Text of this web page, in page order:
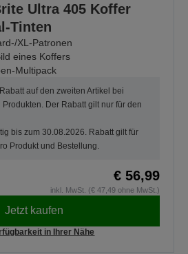
Ultra 405 Koffer
Tinten
XL-Patronen
eines Koffers
Multipack
auf den zweiten Artikel bei
Der Rabatt gilt nur für den
bis zum 30.08.2026. Rabatt gilt für
Produkt und Bestellung.
€ 56,99
inkl. MwSt. (€ 47,49 ohne MwSt.)
Jetzt kaufen
in Ihrer Nähe